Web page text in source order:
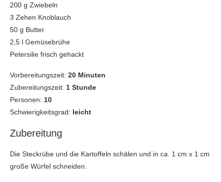
200 g Zwiebeln
3 Zehen Knoblauch
50 g Butter
2,5 l Gemüsebrühe
Petersilie frisch gehackt
Vorbereitungszeit: 20 Minuten
Zubereitungszeit: 1 Stunde
Personen: 10
Schwierigkeitsgrad: leicht
Zubereitung
Die Steckrübe und die Kartoffeln schälen und in ca. 1 cm x 1 cm
große Würfel schneiden.